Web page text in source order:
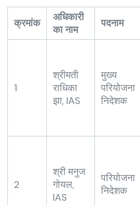
क्रमांक
अधिकारी
का नाम
पदनाम
1
श्रीमती
राधिका
झा, IAS
मुख्य
परियोजना
निदेशक
2
श्री मनुज
गोयल,
IAS
परियोजना
निदेशक